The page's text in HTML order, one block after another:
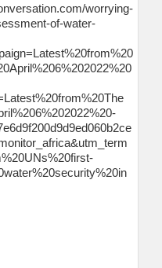
worrying-
of-water-